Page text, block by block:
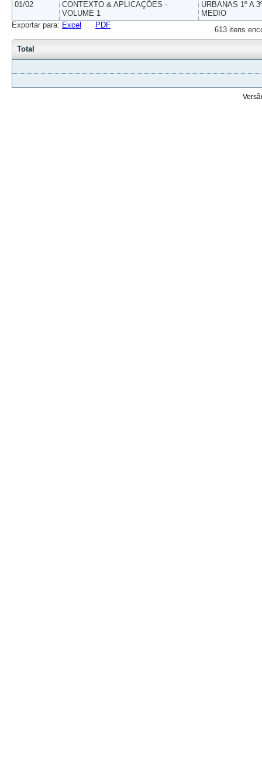
01/02
CONTEXTO & APLICAÇÕES -
VOLUME 1
URBANAS 1º A
MEDIO
613 itens
Exportar para: Excel PDF
Total